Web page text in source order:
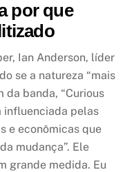
por que
Ian Anderson, líder
se a natureza “mais
da banda, “Curious
influenciada pelas
e econômicas que
mudança”. Ele
grande medida. Eu